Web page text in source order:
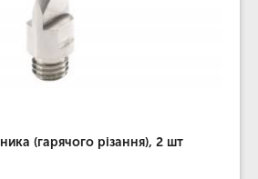
(гарячого різання), 2 шт